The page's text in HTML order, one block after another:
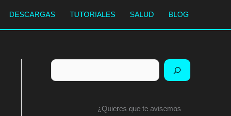
DESCARGAS TUTORIALES SALUD BLOG
Buscar
¿Quieres que te avisemos